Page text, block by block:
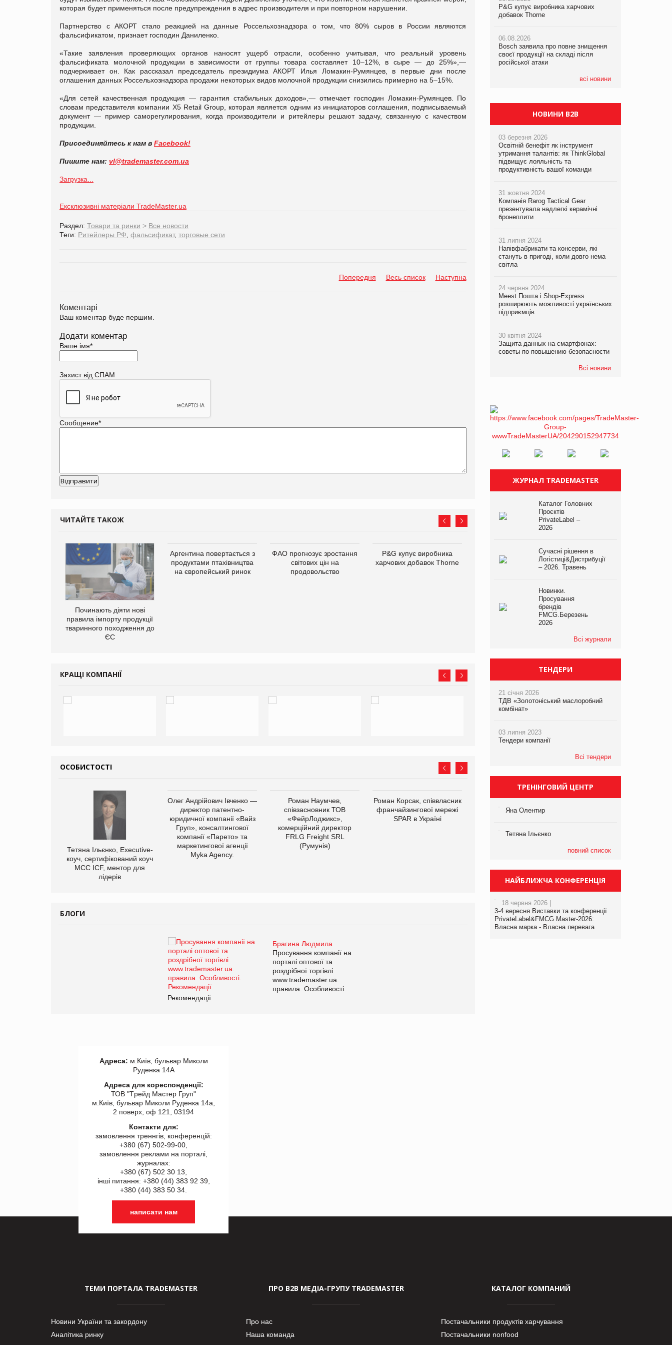
которая будет применяться после предупреждения в адрес производителя и при повторном нарушении.
Партнерство с АКОРТ стало реакцией на данные Россельхознадзора о том, что 80% сыров в России являются
фальсификатом, признает господин Даниленко.
«Такие заявления проверяющих органов наносят ущерб отрасли, особенно учитывая, что реальный уровень
фальсификата молочной продукции в зависимости от группы товара составляет 10–12%, в сыре — до 25%»,—
подчеркивает он. Как рассказал председатель президиума АКОРТ Илья Ломакин-Румянцев, в первые дни после
оглашения данных Россельхознадзора продажи некоторых видов молочной продукции снизились примерно на 5–15%.
«Для сетей качественная продукция — гарантия стабильных доходов»,— отмечает господин Ломакин-Румянцев. По
словам представителя компании X5 Retail Group, которая является одним из инициаторов соглашения, подписываемый
документ — пример саморегулирования, когда производители и ритейлеры решают задачу, связанную с качеством
продукции.
Присоединяйтесь к нам в Facebook!
Пишите нам: vl@trademaster.com.ua
Загрузка...
Ексклюзивні матеріали TradeMaster.ua
Раздел: Товари та ринки > Все новости
Теги: Ритейлеры РФ фальсификат, торговые сети
Попередня Весь список Наступна
Коментарі
Ваш коментар буде першим.
Додати коментар
Ваше імя*
Захист від СПАМ
Сообщение*
ЧИТАЙТЕ ТАКОЖ
Починають діяти нові
правила імпорту продукції
тваринного походження до
ЄС
Аргентина повертається з
продуктами птахівництва
на європейський ринок
ФАО прогнозує зростання
світових цін на
продовольство
P&G купує виробника
харчових добавок Thorne
Bosch заявила про повне
знищення своєї продукції
на складі після російської
Смачна новинка для
хвостатих: у VARUS
з’явилися паучі Varto Paw
КРАЩІ КОМПАНІЇ
ОСОБИСТОСТІ
Тетяна Ільєнко, Executive-
коуч, сертифікований коуч
МСС ICF, ментор для
лідерів
Олег Андрійович Івченко —
директор патентно-
юридичної компанії «Вайз
Груп», консалтингової
компанії «Парето» та
маркетингової агенції
Myka Agency.
Роман Наумчев,
співзасновник ТОВ
«ФейрЛоджикс»,
комерційний директор
FRLG Freight SRL
(Румунія)
Роман Корсак, співвласник
франчайзингової мережі
SPAR в Україні
Олексій Логачов-Михайлов
Файно маркет Директор
Яна Сараніна, директор
БЛОГИ
Брагина Людмила
Просування компанії на
порталі оптової та
роздрібної торгівлі
www.trademaster.ua.
правила. Особливості.
Рекомендації
P&G купує виробника харчових
добавок Thorne
06.08.2026
Bosch заявила про повне знищення
своєї продукції на складі після
російської атаки
всі новини
P&G купує виробника харчових
добавок Thorne
06.08.2026
Bosch заявила про повне знищення
своєї продукції на складі після
російської атаки
P&G купує виробника харчових
добавок Thorne
06.08.2026
Bosch заявила про повне знищення
своєї продукції на складі після
російської атаки
НОВИНИ B2B
03 березня 2026
Освітній бенефіт як інструмент
утримання талантів: як ThinkGlobal
підвищує лояльність та
продуктивність вашої команди
31 жовтня 2024
Компанія Rarog Tactical Gear
презентувала надлегкі керамічні
бронеплити
31 липня 2024
Напівфабрикати та консерви, які
стануть в пригоді, коли довго нема
світла
24 червня 2024
Meest Пошта і Shop-Express
розширюють можливості українських
підприємців
30 квітня 2024
Защита данных на смартфонах:
советы по повышению безопасности
Всі новини
ЖУРНАЛ TRADEMASTER
Каталог Головних
Проєктів
PrivateLabel –
2026
Сучасні рішення в
Логістиці&Дистрибуції
– 2026. Травень
Новинки.
Просування
брендів
FMCG.Березень
2026
Всі журнали
ТЕНДЕРИ
21 січня 2026
ТДВ «Золотоніський маслоробний
комбінат»
03 липня 2023
Тендери компанії
Всі тендери
ТРЕНІНГОВИЙ ЦЕНТР
Яна Олентир
Тетяна Ільєнко
повний список
НАЙБЛИЖЧА КОНФЕРЕНЦІЯ
18 червня 2026 |
3-4 вересня Виставки та конференції
PrivateLabel&FMCG Master-2026:
Власна марка - Власна перевага
Адреса: м.Київ, бульвар Миколи
Руденка 14А
Адреса для кореспонденції:
ТОВ "Tрейд Мастер Груп"
м.Київ, бульвар Миколи Руденка 14а,
2 поверх, оф 121, 03194
Контакти для:
замовлення треннгів, конференцій:
+380 (67) 502-99-00,
замовлення реклами на порталі,
журналах:
+380 (67) 502 30 13,
інші питання: +380 (44) 383 92 39,
+380 (44) 383 50 34.
написати нам
ТЕМИ ПОРТАЛА TRADEMASTER
Новини України та закордону
Аналітика ринку
ПРО В2В МЕДІА-ГРУПУ TRADEMASTER
Про нас
Наша команда
КАТАЛОГ КОМПАНИЙ
Постачальники продуктів харчування
Постачальники nonfood